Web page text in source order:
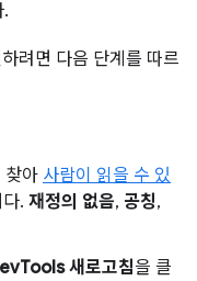
려면 다음 단계를 따르
찾아 사람이 읽을 수 있
. 재정의 없음, 공칭,
새로고침을 클